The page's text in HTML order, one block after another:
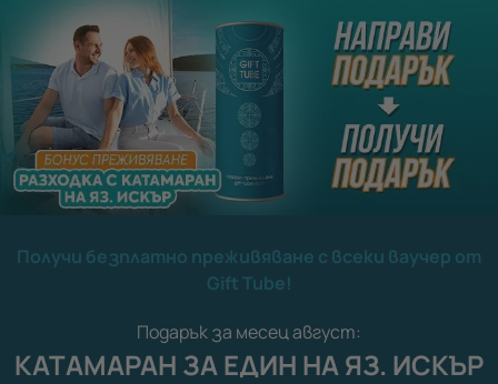
Получи безплатно преживяване с всеки ваучер от
Gift Tube!
Подарък за месец август:
КАТАМАРАН ЗА ЕДИН НА ЯЗ. ИСКЪР